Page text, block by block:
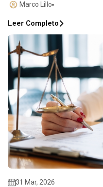
Marco Lillo
Leer Completo
31 Mar, 2026